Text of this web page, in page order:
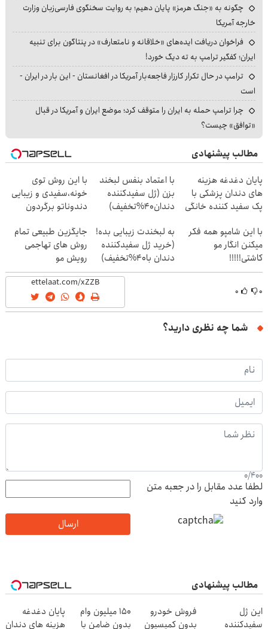
چگونه به «جنگ هرمز» پایان دهیم؛ به روایت سخنگوی فارسی‌زبان وزارت
خارجه آمریکا
فراخوان دریافت ایده‌های «خلاقانه و نامتعارف» در پنتاگون برای تنبیه
ایران؛ کفگیر ترامپ به ته دیگ خورد!
ترامپ در حال تکرار کارزار فاجعه‌بار آمریکا در افغانستان - این بار در ایران -
است
چرا ترامپ حمله به ایران را متوقف کرد؛ موضع ایران و آمریکا در قبال
«توافق» چیست؟
مطالب پیشنهادی
پایان دغدغه هزینه
های دندان پزشکی با
پک سفید کننده خانگی
با اعتماد بنفس لبخند
بزن (ژل سفیدکننده
دندان40%تخفیف)
با این روش توی
خونه،سفیدی و زیبایی
دندوناتو برگردون
با این شامپو همه فکر
میکنن انگار مو
کاشتی!!!!!
به لبخندت زیبایی بده!
(خرید ژل سفیدکننده
دندان با40%تخفیف)
جایگزین طبیعی تمام
روش های تهاجمی
رویش مو
۰ ۰
شما چه نظری دارید؟
0/400
لطفا عدد مقابل را در جعبه متن
وارد کنید
ارسال
مطالب پیشنهادی
این ژل
سفیدکننده
فروش خودرو
بدون کمیسیون
150 میلیون وام
بدون ضامن با
پایان دغدغه
هزینه های دندان